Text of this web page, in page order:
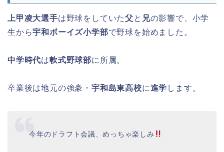
上甲凌大選手は野球をしていた父と 兄の影響で、小学
生から宇和ボーイズ小学部で野球を始めました。
中学時代は軟式野球部に所属。
卒業後は地元の強豪・ 宇和島東高校に進学 します。
今年のドラフト会議、めっちゃ楽しみ